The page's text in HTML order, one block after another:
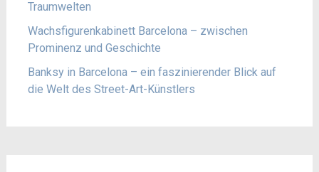
Traumwelten
Wachsfigurenkabinett Barcelona – zwischen
Prominenz und Geschichte
Banksy in Barcelona – ein faszinierender Blick auf
die Welt des Street-Art-Künstlers